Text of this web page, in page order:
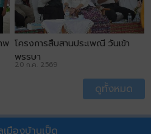
พ โครงการสืบสานประเพณี วันเข้า
พรรษา
20 ก.ค. 2569
ดูทั้งหมด
เมืองบ้านเป็ด